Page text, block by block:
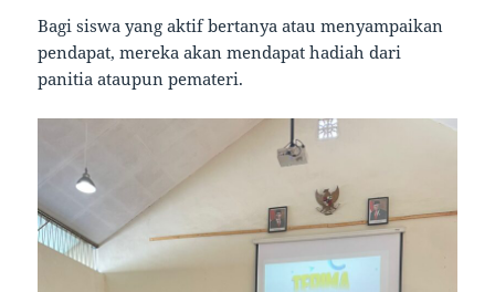
Bagi siswa yang aktif bertanya atau menyampaikan
pendapat, mereka akan mendapat hadiah dari
panitia ataupun pemateri.